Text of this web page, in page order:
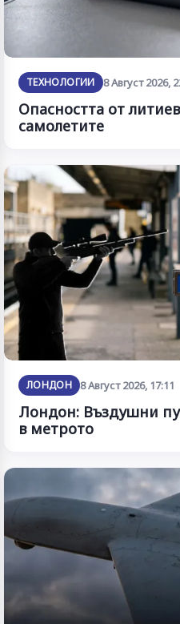
ТЕХНОЛОГИИ 8 Август 2026,
Опасността от
самолетите
ЛОНДОН 8 Август 2026, 17:11
Лондон: Въздушни
в метрото